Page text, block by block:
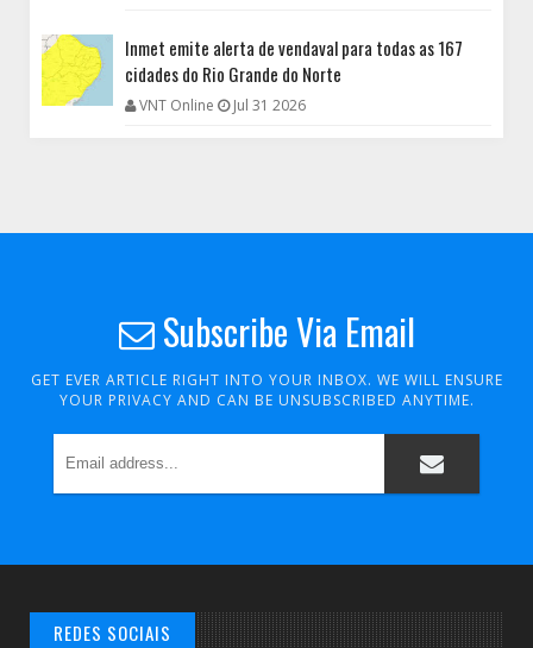
Inmet emite alerta de vendaval para todas as 167
cidades do Rio Grande do Norte
VNT Online Jul 31 2026
Subscribe Via Email
GET EVER ARTICLE RIGHT INTO YOUR INBOX. WE WILL ENSURE
YOUR PRIVACY AND CAN BE UNSUBSCRIBED ANYTIME.
REDES SOCIAIS